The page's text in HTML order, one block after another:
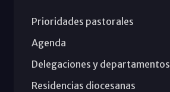
Prioridades pastorales
Agenda
Delegaciones y departamentos
Residencias diocesanas